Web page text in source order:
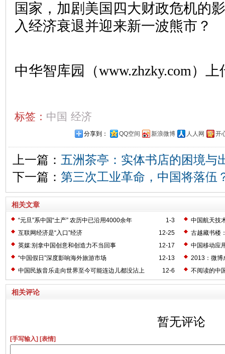
国家，加剧美国四大财政危机的
入经济衰退并迎来新一波熊市？
中华智库园（www.zhzky.com）上
标签： 中国 经济
分享到： QQ空间 新浪微博 人人网 开
上一篇： 五洲茶亭：实体书店的困境与
下一篇： 第三次工业革命，中国将落伍
相关文章
1-3
“元旦”系中国“土产” 农历中已沿用4000余年
中国航天技
12-25
互联网经济是“入口”经济
古越藏书楼
12-17
英媒:别拿中国创意和创造力不当回事
中国移动应
场
12-13
“中国假日”深度影响海外旅游市场
2013：微博
12-6
中国民族音乐走向世界至今可能连边儿都没沾上 不阅读的中
相关评论
暂无评论
[手写输入] [表情]